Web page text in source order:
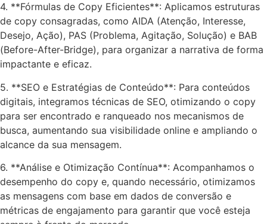
4. **Fórmulas de Copy Eficientes**: Aplicamos estruturas
de copy consagradas, como AIDA (Atenção, Interesse,
Desejo, Ação), PAS (Problema, Agitação, Solução) e BAB
(Before-After-Bridge), para organizar a narrativa de forma
impactante e eficaz.
5. **SEO e Estratégias de Conteúdo**: Para conteúdos
digitais, integramos técnicas de SEO, otimizando o copy
para ser encontrado e ranqueado nos mecanismos de
busca, aumentando sua visibilidade online e ampliando o
alcance da sua mensagem.
6. **Análise e Otimização Contínua**: Acompanhamos o
desempenho do copy e, quando necessário, otimizamos
as mensagens com base em dados de conversão e
métricas de engajamento para garantir que você esteja